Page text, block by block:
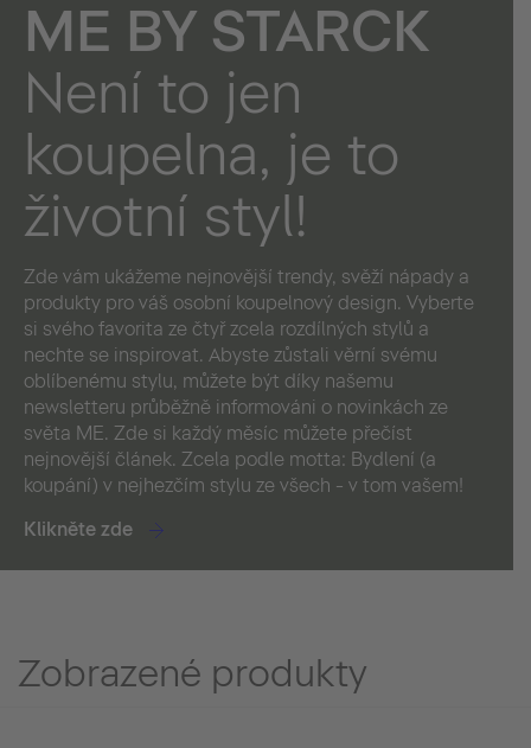
ME BY STARCK
Není to jen
koupelna, je to
životní styl!
Zde vám ukážeme nejnovější trendy, svěží nápady a
produkty pro váš osobní koupelnový design. Vyberte
si svého favorita ze čtyř zcela rozdílných stylů a
nechte se inspirovat. Abyste zůstali věrní svému
oblíbenému stylu, můžete být díky našemu
newsletteru průběžně informováni o novinkách ze
světa ME. Zde si každý měsíc můžete přečíst
nejnovější článek. Zcela podle motta: Bydlení (a
koupání) v nejhezčím stylu ze všech - v tom vašem!
Klikněte zde
Zobrazené produkty